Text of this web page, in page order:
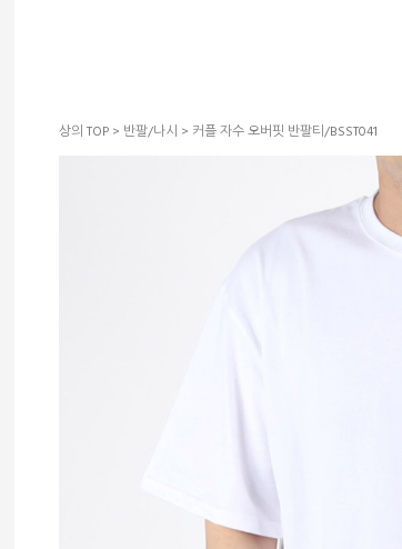
상의 TOP > 반팔/나시 > 커플 자수 오버핏 반팔티/BSST041